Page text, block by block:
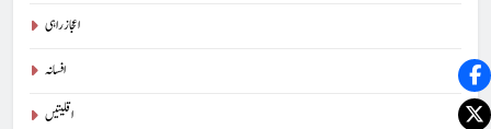
اعجاز راہی
افسانہ
اقلیتیں